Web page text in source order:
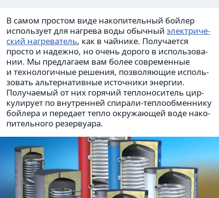
В самом про­стом виде нако­пи­тель­ный бойлер
исполь­зует для нагрева воды обыч­ныйэлек­три­че­
ский нагре­ва­тель, как в чай­нике. Получа­ется
просто и надежно, но очень дорого в исполь­зо­ва­
нии. Мы пред­ла­гаем вам более совре­мен­ные
и тех­но­ло­гич­ные реше­ния, поз­во­ля­ю­щие исполь­
зо­вать аль­тер­на­тив­ные источ­ники энер­гии.
Получа­е­мый от них горя­чий теп­ло­но­си­тель цир­
ку­ли­рует по внут­рен­ней спи­рали-теп­ло­об­мен­нику
бой­лера и пере­дает тепло окру­жа­ю­щей воде нако­
пи­тель­ного резер­ву­ара.